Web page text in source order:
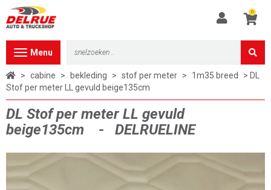
0
Toggle
Menu
> cabine > bekleding > stof per meter > 1m35 breed
> DL
Stof per meter LL gevuld beige135cm
DL Stof per meter LL gevuld
beige135cm - DELRUELINE